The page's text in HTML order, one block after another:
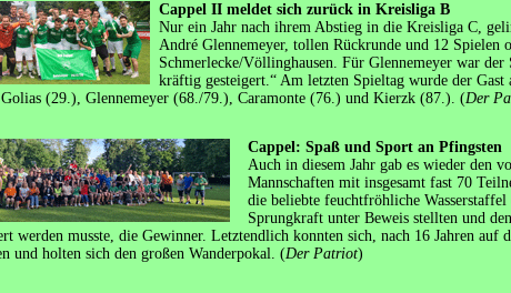
Cappel II meldet sich zurück in Kreisliga B
Nur ein Jahr nach ihrem Abstieg in die Kreisliga C,
André Glennemeyer, tollen Rückrunde und 12 Spielen
Schmerlecke/Völlinghausen. Für Glennemeyer war
kräftig gesteigert.“ Am letzten Spieltag wurde der
(29.), Glennemeyer (68./79.), Caramonte (76.) und Kierzk (87.). (Der
Cappel: Spaß und Sport an Pfingsten
Auch in diesem Jahr gab es wieder den
Mannschaften mit insgesamt fast 70
die beliebte feuchtfröhliche
Sprungkraft unter Beweis stellten und
werden musste, die Gewinner. Letztendlich konnten sich, nach 16 Jahren
und holten sich den großen Wanderpokal. (Der Patriot)